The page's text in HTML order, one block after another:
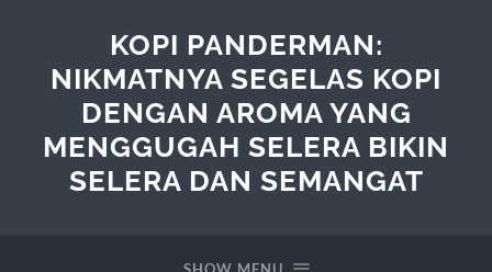
KOPI PANDERMAN:
NIKMATNYA SEGELAS KOPI
DENGAN AROMA YANG
MENGGUGAH SELERA BIKIN
SELERA DAN SEMANGAT